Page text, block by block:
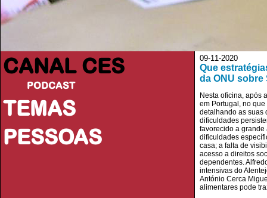
CANAL CES
PODCAST
TEMAS
PESSOAS
09-11-2020
Que
da ONU sobre
Nesta oficina, após
em Portugal, no
detalhando as suas
dificuldades
favorecido a grande
dificuldades
casa; a falta de
acesso a direitos
dependentes.
intensivas do
António Cerca
alimentares pode